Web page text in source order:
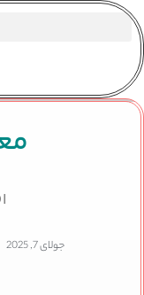
جولای 7, 2025